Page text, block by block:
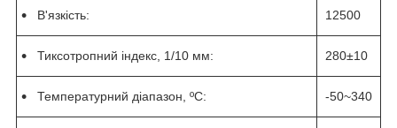
В'язкість: 12500
Тиксотропний індекс, 1/10 мм: 280±10
Температурний діапазон, ºC: -50~340